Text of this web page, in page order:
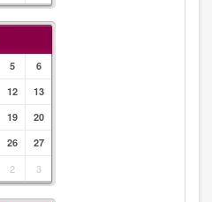
5
6
12
13
19
20
26
27
2 3